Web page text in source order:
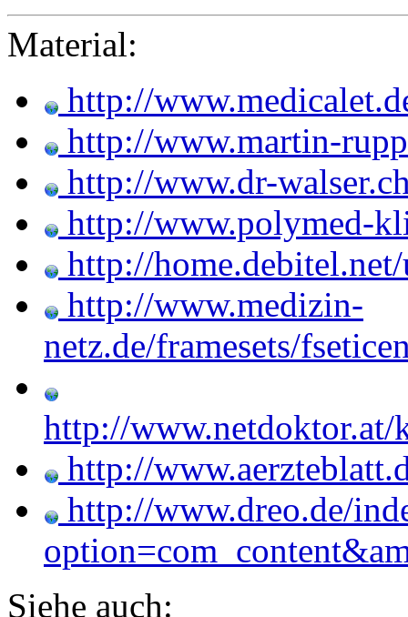
Material:
http://
http://www.martin-
http://www.dr-
http://www.polymed-
http://
http://www.medizin-
netz.de/framesets/
http://www.netdoktor.at/
http://
http://www.dreo.de/
Siehe auch: